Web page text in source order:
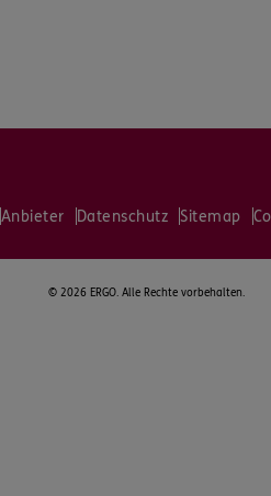
Anbieter Datenschutz Sitemap
© 2026 ERGO. Alle Rechte vorbehalten.